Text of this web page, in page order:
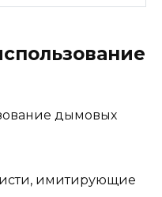
имитирующие